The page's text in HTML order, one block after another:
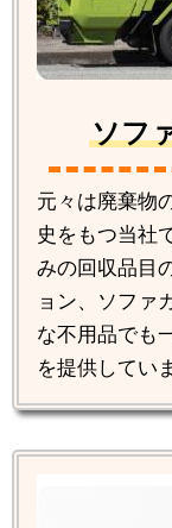
ソフ
元々は廃棄物
史をもつ当社
みの回収品目
ョン、ソファ
な不用品でも
を提供してい